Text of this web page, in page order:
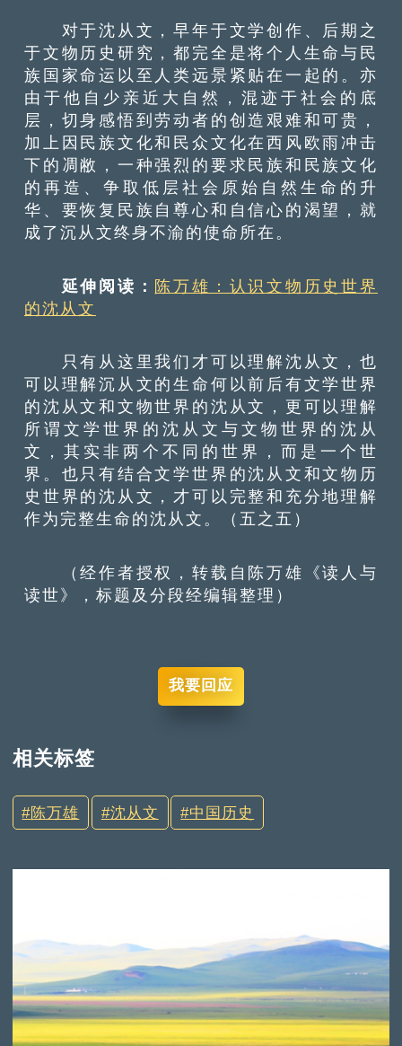
对于沈从文，早年于文学创作、后期之
于文物历史研究，都完全是将个人生命与民
族国家命运以至人类远景紧贴在一起的。亦
由于他自少亲近大自然，混迹于社会的底
层，切身感悟到劳动者的创造艰难和可贵，
加上因民族文化和民众文化在西风欧雨冲击
下的凋敝，一种强烈的要求民族和民族文化
的再造、争取低层社会原始自然生命的升
华、要恢复民族自尊心和自信心的渴望，就
成了沉从文终身不渝的使命所在。
延伸阅读： 陈万雄：认识文物历史世界
的沈从文
只有从这里我们才可以理解沈从文，也
可以理解沉从文的生命何以前后有文学世界
的沈从文和文物世界的沈从文，更可以理解
所谓文学世界的沈从文与文物世界的沈从
文，其实非两个不同的世界，而是一个世
界。也只有结合文学世界的沈从文和文物历
史世界的沈从文，才可以完整和充分地理解
作为完整生命的沈从文。（五之五）
（经作者授权，转载自陈万雄《读人与
读世》，标题及分段经编辑整理）
我要回应
相关标签
陈万雄 沈从文 中国历史